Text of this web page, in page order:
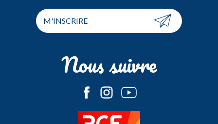
M'INSCRIRE
Nous suivre